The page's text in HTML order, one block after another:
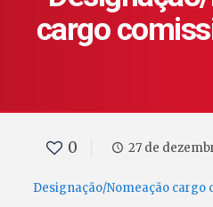
cargo
0 27 de
Designação/Nomeação cargo